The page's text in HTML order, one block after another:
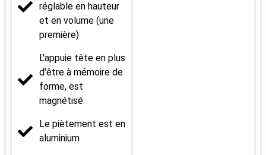
réglable en hauteur
et en volume (une
première)
L'appuie tête en plus
d'être à mémoire de
forme, est
magnétisé
Le piètement est en
aluminium